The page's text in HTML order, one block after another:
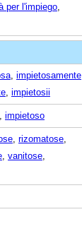
per l'impiego
impietosamente
impietosii
impietoso
rizomatose
vanitose